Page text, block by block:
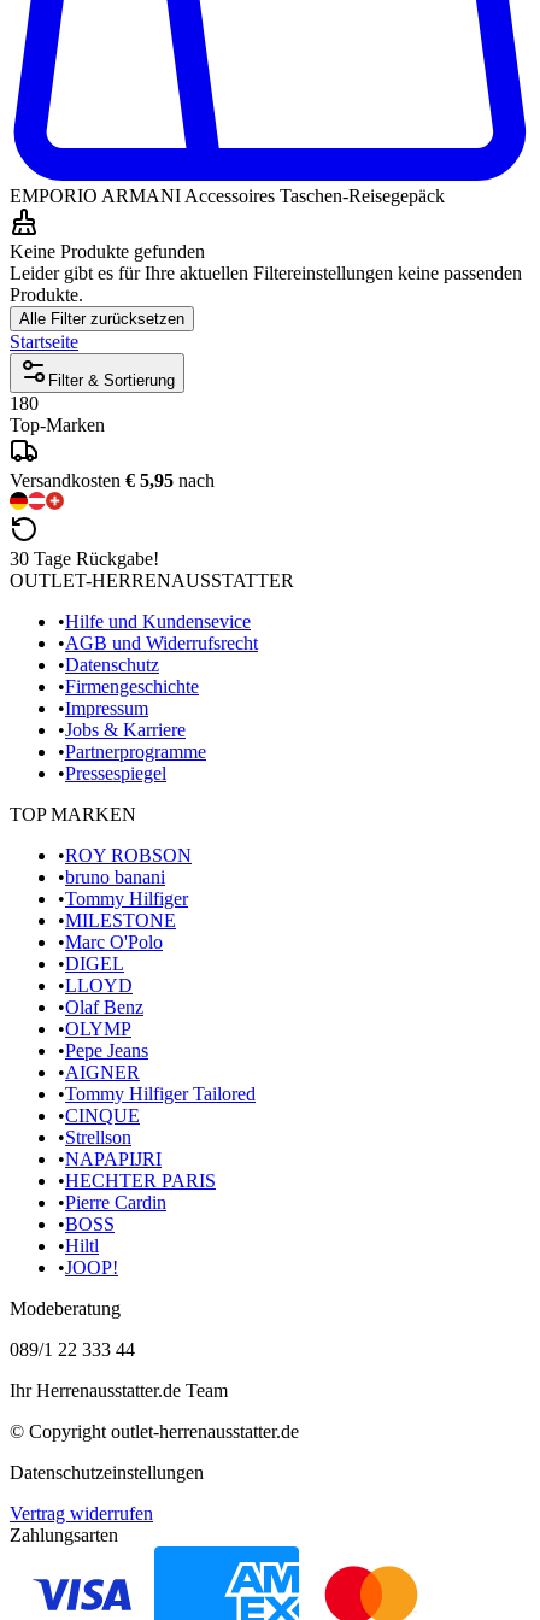
EMPORIO ARMANI Accessoires Taschen-Reisegepäck
Keine Produkte gefunden
Leider gibt es für Ihre aktuellen Filtereinstellungen keine passenden
Produkte.
Alle Filter zurücksetzen
Startseite
Filter & Sortierung
180
Top-Marken
Versandkosten € 5,95 nach
30 Tage Rückgabe!
OUTLET-HERRENAUSSTATTER
•Hilfe und Kundensevice
•AGB und Widerrufsrecht
•Datenschutz
•Firmengeschichte
•Impressum
•Jobs & Karriere
•Partnerprogramme
•Pressespiegel
TOP MARKEN
•ROY ROBSON
•bruno banani
•Tommy Hilfiger
•MILESTONE
•Marc O'Polo
•DIGEL
•LLOYD
•Olaf Benz
•OLYMP
•Pepe Jeans
•AIGNER
•Tommy Hilfiger Tailored
•CINQUE
•Strellson
•NAPAPIJRI
•HECHTER PARIS
•Pierre Cardin
•BOSS
•Hiltl
•JOOP!
Modeberatung
089/1 22 333 44
Ihr Herrenausstatter.de Team
© Copyright outlet-herrenausstatter.de
Datenschutzeinstellungen
Vertrag widerrufen
Zahlungsarten